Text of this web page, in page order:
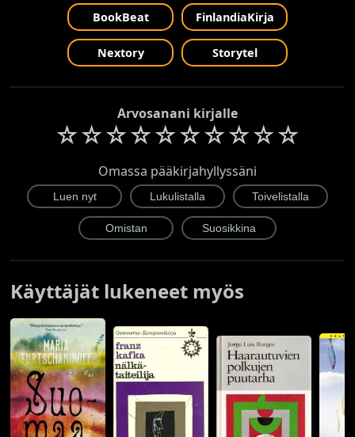
BookBeat FinlandiaKirja
Nextory Storytel
Arvosanani kirjalle
☆☆☆☆☆☆☆☆☆☆
Omassa pääkirjahyllyssäni
Käyttäjät lukeneet myös